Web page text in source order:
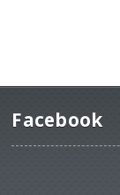
Facebook